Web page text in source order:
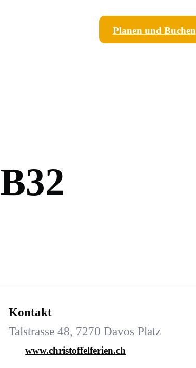
Planen und Buchen
B32
Kontakt
Talstrasse 48, 7270 Davos Platz
www.christoffelferien.ch